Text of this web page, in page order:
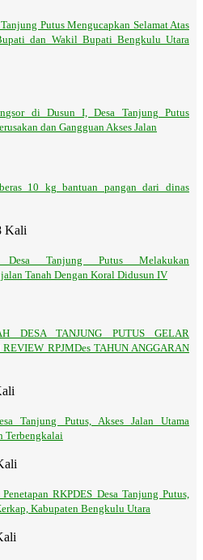
Putus Mengucapkan Selamat Atas
dan Wakil Bupati Bengkulu Utara
di Dusun I, Desa Tanjung Putus
dan Gangguan Akses Jalan
10 kg bantuan pangan dari dinas
Kali
Desa Tanjung Putus Melakukan
Tanah Dengan Koral Didusun IV
DESA TANJUNG PUTUS GELAR
RPJMDes TAHUN ANGGARAN
Tanjung Putus, Akses Jalan Utama
Terbengkalai
RKPDES Desa Tanjung Putus,
Kabupaten Bengkulu Utara